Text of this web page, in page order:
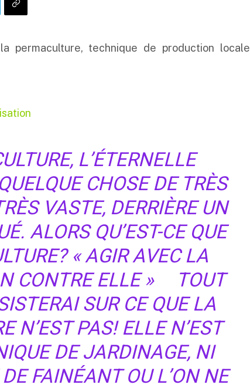
permaculture, technique de production locale
L’ÉTERNELLE
CHOSE DE TRÈS
VASTE, DERRIÈRE UN
ALORS QU’EST-CE QUE
« AGIR AVEC LA
CONTRE ELLE » TOUT
SUR CE QUE LA
N’EST PAS! ELLE N’EST
DE JARDINAGE, NI
FAINÉANT OU L’ON NE